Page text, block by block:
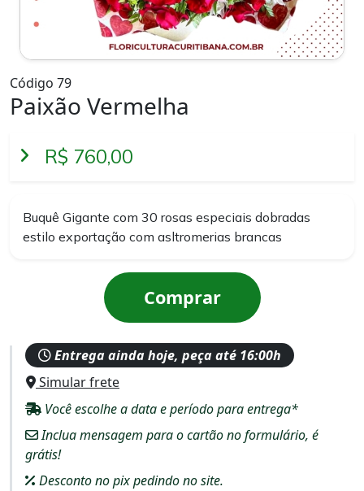
Código 79
Paixão Vermelha
R$ 760,00
Buquê Gigante com 30 rosas especiais dobradas
estilo exportação com asltromerias brancas
Comprar
Entrega ainda hoje, peça até 16:00h
Simular frete
Você escolhe a data e período para entrega*
Inclua mensagem para o cartão no formulário, é
grátis!
Desconto no pix pedindo no site.